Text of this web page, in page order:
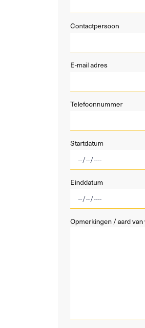
Contactpersoon
E-mail adres
Telefoonnummer
Startdatum
Einddatum
Opmerkingen / aard